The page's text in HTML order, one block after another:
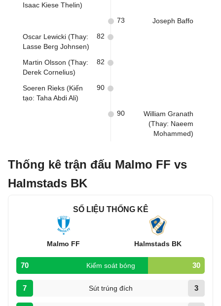
Isaac Kiese Thelin)
Joseph Baffo
73
Oscar Lewicki (Thay:
Lasse Berg Johnsen)
82
Martin Olsson (Thay:
Derek Cornelius)
82
Soeren Rieks (Kiến
tạo: Taha Abdi Ali)
90
William Granath
(Thay: Naeem
Mohammed)
90
Thống kê trận đấu Malmo FF vs
Halmstads BK
SỐ LIỆU THỐNG KÊ
Malmo FF Halmstads BK
70 Kiểm soát bóng 30
7 Sút trúng đích 3